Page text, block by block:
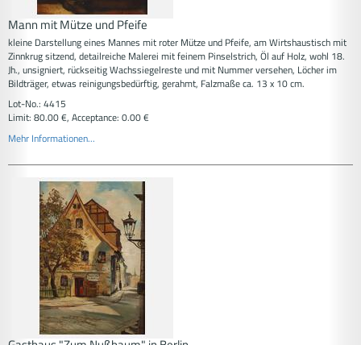
Mann mit Mütze und Pfeife
kleine Darstellung eines Mannes mit roter Mütze und Pfeife, am Wirtshaustisch mit
Zinnkrug sitzend, detailreiche Malerei mit feinem Pinselstrich, Öl auf Holz, wohl 18.
Jh., unsigniert, rückseitig Wachssiegelreste und mit Nummer versehen, Löcher im
Bildträger, etwas reinigungsbedürftig, gerahmt, Falzmaße ca. 13 x 10 cm.
Lot-No.: 4415
Limit: 80.00 €, Acceptance: 0.00 €
Mehr Informationen...